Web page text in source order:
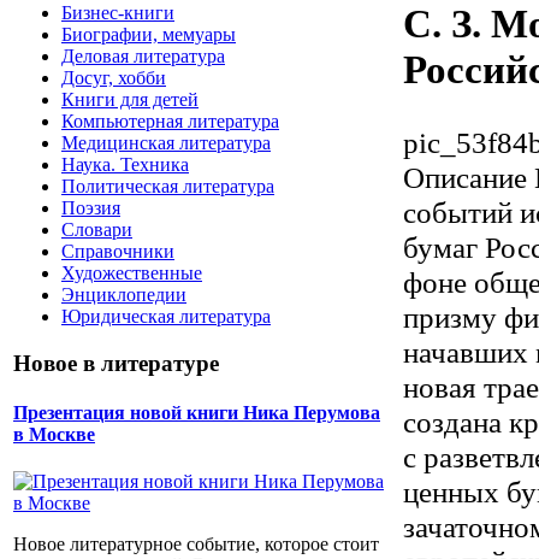
Бизнес-книги
Биографии, мемуары
Деловая литература
Досуг, хобби
Книги для детей
Компьютерная литература
Медицинская литература
Наука. Техника
Политическая литература
Поэзия
Словари
Справочники
Художественные
Энциклопедии
Юридическая литература
Новое в литературе
Презентация новой книги Ника Перумова
в Москве
Новое литературное событие, которое стоит
С. З.
Описание
событий
бумаг
фоне
призму
начавших
новая
создана
с
ценных